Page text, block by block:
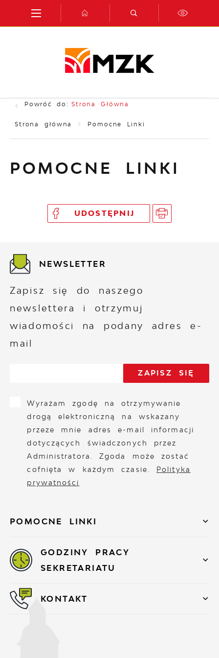
Przejdź do menu.
Przejdź do wyszukiwarki.
Przejdź do treści.
Przejdź do ustawień wielkości czcionki.
Włącz wersję kontrastową strony.
Powróć do: Strona Główna
Strona główna Pomocne Linki
POMOCNE LINKI
UDOSTĘPNIJ
POMOCNE LINKI
NEWSLETTER
Zapisz się do naszego
newslettera i otrzymuj
wiadomości na podany adres e-
mail
Wyrażam zgodę na otrzymywanie
drogą elektroniczną na wskazany
przeze mnie adres e-mail informacji
dotyczących świadczonych przez
Administratora. Zgoda może zostać
cofnięta w każdym czasie. Polityka
prywatności
GODZINY PRACY
SEKRETARIATU
KONTAKT